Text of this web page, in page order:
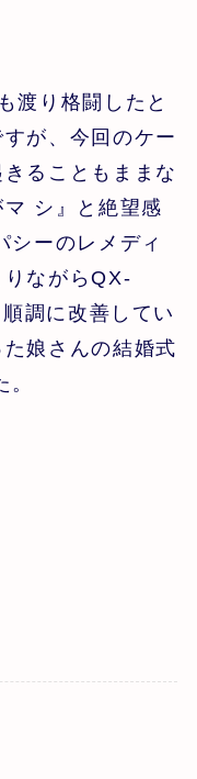
渡り格闘したと
が、今回のケー
ることもままな
シ』と絶望感
シーのレメディ
ながらQX-
調に改善してい
娘さんの結婚式